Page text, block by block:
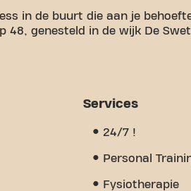
in de buurt die aan je
48, genesteld in de wijk De
het is om een aangename
fysiotherapie en is 24/7
leden. Word vandaag nog lid
Services
24/7 !
Personal
Fysiotherapie